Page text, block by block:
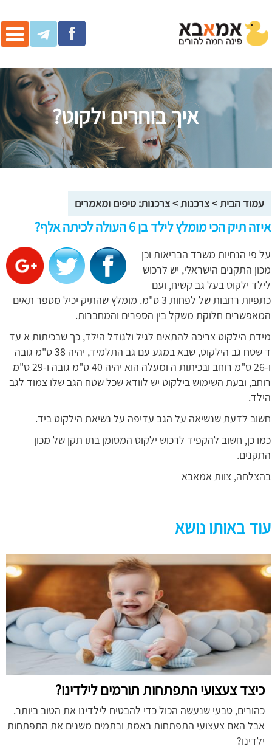
איך בוחרים ילקוט?
עמוד הבית>צרכנות>צרכנות: טיפים ומאמרים
איזה תיק הכי מומלץ לילד בן 6 העולה לכיתה אלף?
על פי הנחיות משרד הבריאות וכן
מכון התקנים הישראלי, יש לרכוש
לילד ילקוט בעל גב קשיח, ועם
כתפיות רחבות של לפחות 3 ס"מ. מומלץ שהתיק יכיל מספר תאים
המאפשרים חלוקת משקל בין הספרים והמחברות.
מידת הילקוט צריכה להתאים לגיל ולגודל הילד, כך שבכיתות א עד
ד שטח גב הילקוט, שבא במגע עם גב התלמיד, יהיה 38 ס"מ גובה
ו-26 ס"מ רוחב ובכיתות ה ומעלה הוא יהיה 40 ס"מ גובה ו-29 ס"מ
רוחב, ובעת השימוש בילקוט יש לוודא שכל שטח הגב שלו צמוד לגב
הילד.
חשוב לדעתשנשיאה על הגב עדיפה על נשיאת הילקוט ביד.
כמו כן, חשוב להקפיד לרכוש ילקוט המסומן בתו תקן של מכון
התקנים.
בהצלחה, צוות אמאבא
עוד באותו נושא
כיצד צעצועי התפתחות תורמים לילדינו?
כהורים, טבעי שנעשה הכול כדי להבטיח לילדינו את הטוב ביותר.
אבל האם צעצועי התפתחות באמת ובתמים משנים את התפתחות
ילדינו?